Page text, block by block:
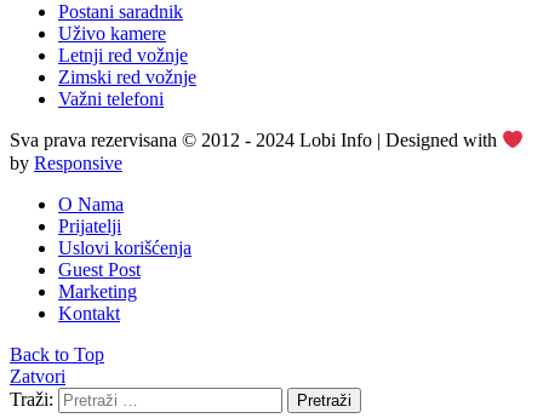
Postani saradnik
Uživo kamere
Letnji red vožnje
Zimski red vožnje
Važni telefoni
Sva prava rezervisana © 2012 - 2024 Lobi Info | Designed with
by Responsive
O Nama
Prijatelji
Uslovi korišćenja
Guest Post
Marketing
Kontakt
Back to Top
Zatvori
Traži:
Pretraži